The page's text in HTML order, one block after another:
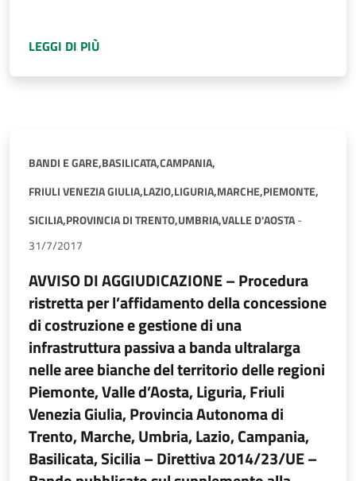
LEGGI DI PIÙ
BANDI E GARE,BASILICATA,CAMPANIA,
FRIULI VENEZIA GIULIA,LAZIO,LIGURIA,MARCHE,PIEMONTE,
SICILIA,PROVINCIA DI TRENTO,UMBRIA,VALLE D'AOSTA-
31/7/2017
AVVISO DI AGGIUDICAZIONE – Procedura
ristretta per l’affidamento della concessione
di costruzione e gestione di una
infrastruttura passiva a banda ultralarga
nelle aree bianche del territorio delle regioni
Piemonte, Valle d’Aosta, Liguria, Friuli
Venezia Giulia, Provincia Autonoma di
Trento, Marche, Umbria, Lazio, Campania,
Basilicata, Sicilia – Direttiva 2014/23/UE –